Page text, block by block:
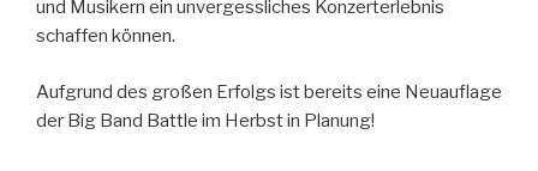
und Musikern ein unvergessliches Konzerterlebnis
schaffen können.
Aufgrund des großen Erfolgs ist bereits eine Neuauflage
der Big Band Battle im Herbst in Planung!